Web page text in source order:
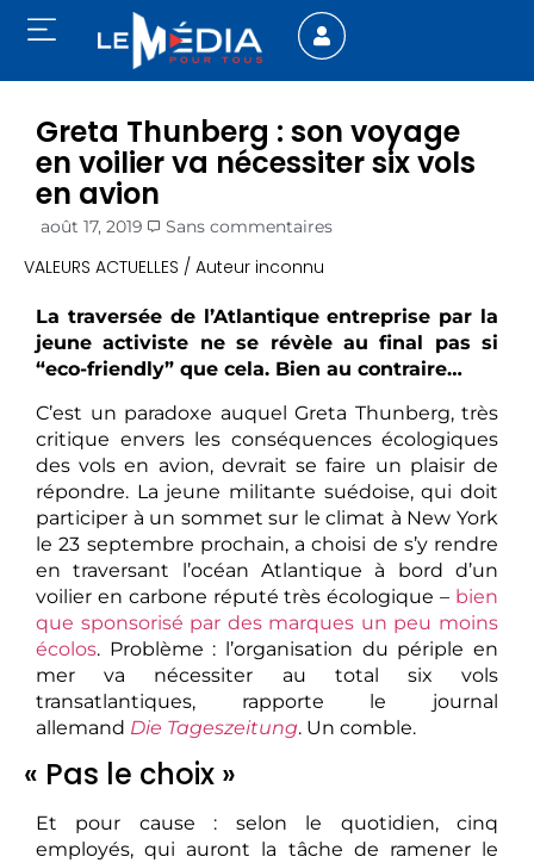
Greta Thunberg : son voyage
en voilier va nécessiter six vols
en avion
août 17, 2019 Sans commentaires
VALEURS ACTUELLES / Auteur inconnu
La traversée de l’Atlantique entreprise par la
jeune activiste ne se révèle au final pas si
“eco-friendly” que cela. Bien au contraire…
C’est un paradoxe auquel Greta Thunberg, très
critique envers les conséquences écologiques
des vols en avion, devrait se faire un plaisir de
répondre. La jeune militante suédoise, qui doit
participer à un sommet sur le climat à New York
le 23 septembre prochain, a choisi de s’y rendre
en traversant l’océan Atlantique à bord d’un
voilier en carbone réputé très écologique – bien
que sponsorisé par des marques un peu moins
écolos. Problème : l’organisation du périple en
mer va nécessiter au total six vols
transatlantiques, rapporte le journal
allemand Die Tageszeitung. Un comble.
« Pas le choix »
Et pour cause : selon le quotidien, cinq
employés, qui auront la tâche de ramener le